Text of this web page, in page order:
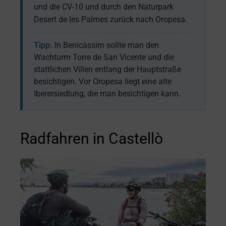
und die CV-10 und durch den Naturpark
Desert de les Palmes zurück nach Oropesa.
Tipp: In Benicàssim sollte man den
Wachturm Torre de San Vicente und die
stattlichen Villen entlang der Hauptstraße
besichtigen. Vor Oropesa liegt eine alte
Iberersiedlung, die man besichtigen kann.
Radfahren in Castellò